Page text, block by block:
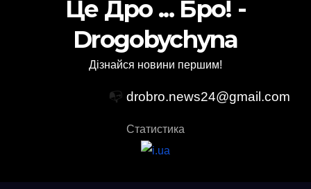
Це Дро ... Бро! -
Drogobychyna
Дізнайся новини першим!
📭 drobro.news24@gmail.com
Статистика